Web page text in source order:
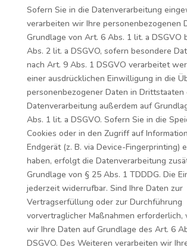
Sofern Sie in die Datenverarbeitung
verarbeiten wir Ihre personenbezogenen
Grundlage von Art. 6 Abs. 1 lit. a DSGVO
Abs. 2 lit. a DSGVO, sofern besondere
nach Art. 9 Abs. 1 DSGVO verarbeitet
einer ausdrücklichen Einwilligung in die
personenbezogener Daten in
Datenverarbeitung außerdem auf
Abs. 1 lit. a DSGVO. Sofern Sie in die
Cookies oder in den Zugriff auf
Endgerät (z. B. via Device-Fingerprinting)
haben, erfolgt die Datenverarbeitung
Grundlage von § 25 Abs. 1 TDDDG. Die
jederzeit widerrufbar. Sind Ihre Daten zur
Vertragserfüllung oder zur Durchführung
vorvertraglicher Maßnahmen erforderlich,
wir Ihre Daten auf Grundlage des Art. 6
DSGVO. Des Weiteren verarbeiten wir